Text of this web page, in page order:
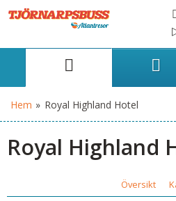
Hem » Royal Highland Hotel
Royal Highland
Översikt